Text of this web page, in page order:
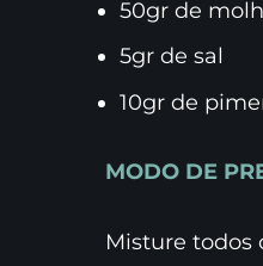
50gr de
5gr de sal
10gr de
MODO DE
Misture todos